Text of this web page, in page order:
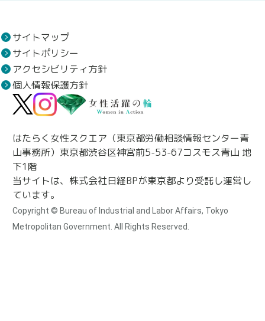
サイトマップ
サイトポリシー
アクセシビリティ方針
個人情報保護方針
はたらく女性スクエア（東京都労働相談情報センター青
山事務所）東京都渋谷区神宮前5-53-67コスモス青山 地
下1階
当サイトは、株式会社日経BPが東京都より受託し運営し
ています。
Copyright © Bureau of Industrial and Labor Affairs, Tokyo
Metropolitan Government. All Rights Reserved.